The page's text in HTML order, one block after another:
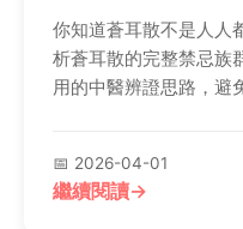
你知道蒼耳散不是人人
析蒼耳散的完整禁忌族
用的中醫辨證思路，避
📅 2026-04-01
繼續閱讀